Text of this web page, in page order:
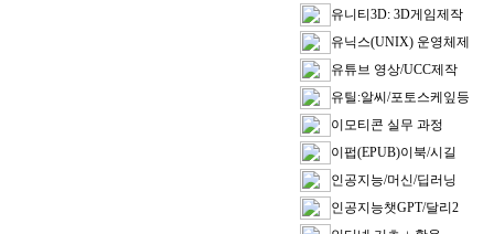
유니티3D: 3D게임제작
유닉스(UNIX) 운영체제
유튜브 영상/UCC제작
유틸:알씨/포토스케잎등
이모티콘 실무 과정
이펍(EPUB)이북/시길
인공지능/머신/딥러닝
인공지능챗GPT/달리2